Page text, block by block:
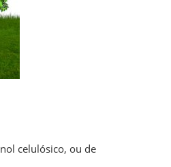
celulósico, ou de